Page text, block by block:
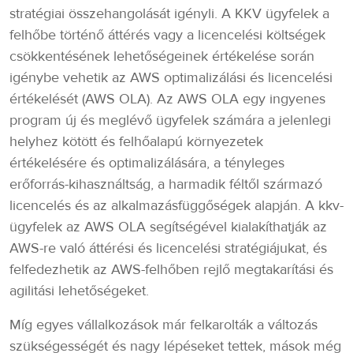
stratégiai összehangolását igényli. A KKV ügyfelek a
felhőbe történő áttérés vagy a licencelési költségek
csökkentésének lehetőségeinek értékelése során
igénybe vehetik az AWS optimalizálási és licencelési
értékelését (AWS OLA). Az AWS OLA egy ingyenes
program új és meglévő ügyfelek számára a jelenlegi
helyhez kötött és felhőalapú környezetek
értékelésére és optimalizálására, a tényleges
erőforrás-kihasználtság, a harmadik féltől származó
licencelés és az alkalmazásfüggőségek alapján. A kkv-
ügyfelek az AWS OLA segítségével kialakíthatják az
AWS-re való áttérési és licencelési stratégiájukat, és
felfedezhetik az AWS-felhőben rejlő megtakarítási és
agilitási lehetőségeket.
Míg egyes vállalkozások már felkarolták a változás
szükségességét és nagy lépéseket tettek, mások még